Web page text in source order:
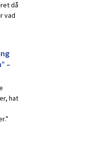
då
vad
–
hat